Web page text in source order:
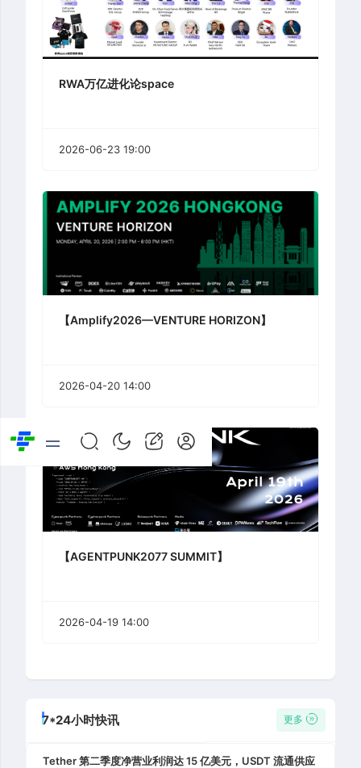
RWA万亿进化论space
2026-06-23 19:00
【Amplify2026—VENTURE HORIZON】
2026-04-20 14:00
【AGENTPUNK2077 SUMMIT】
2026-04-19 14:00
7*24小时快讯 更多
Tether 第二季度净营业利润达 15 亿美元，USDT 流通供应